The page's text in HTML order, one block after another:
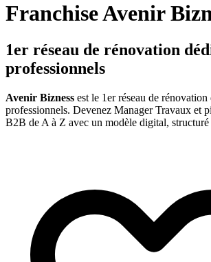
Franchise Avenir
1er réseau de rénovation
professionnels
Avenir Bizness est le 1er réseau de
professionnels. Devenez Manager Travaux et
B2B de A à Z avec un modèle digital, structuré